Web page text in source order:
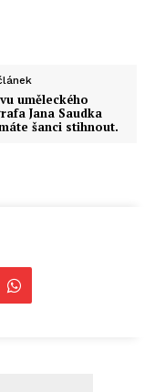
uměleckého
Jana Saudka
šanci stihnout.